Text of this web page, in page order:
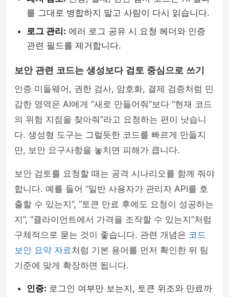
를 그대로 병합하지 말고 사람이 다시 읽습니다.
로그 관리: 에러 로그 공유 시 요청 헤더와 인증
관련 필드를 제거합니다.
보안 관련 코드는 생성보다 검토 중심으로 쓰기
인증 미들웨어, 권한 검사, 암호화, 결제 검증처럼 민
감한 영역은 AI에게 “새로 만들어줘”보다 “현재 코드
의 위험 지점을 찾아줘”라고 요청하는 편이 낫습니
다. 생성형 도구는 그럴듯한 코드를 빠르게 만들지
만, 보안 요구사항을 놓치면 피해가 큽니다.
보안 검토를 요청할 때는 공격 시나리오를 함께 줘야
합니다. 예를 들어 “일반 사용자가 관리자 API를 호
출할 수 있는지”, “토큰 만료 후에도 요청이 성공하는
지”, “클라이언트에서 가격을 조작할 수 있는지”처럼
구체적으로 묻는 것이 좋습니다. 관련 개념은 코드
보안 요약 자료처럼 기본 용어를 먼저 확인한 뒤 팀
기준에 맞게 확장하면 됩니다.
인증: 로그인 여부만 보는지, 토큰 위조와 만료까